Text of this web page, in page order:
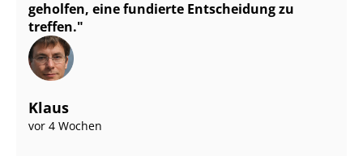
geholfen, eine fundierte Entscheidung zu
treffen.
Klaus
vor 4 Wochen